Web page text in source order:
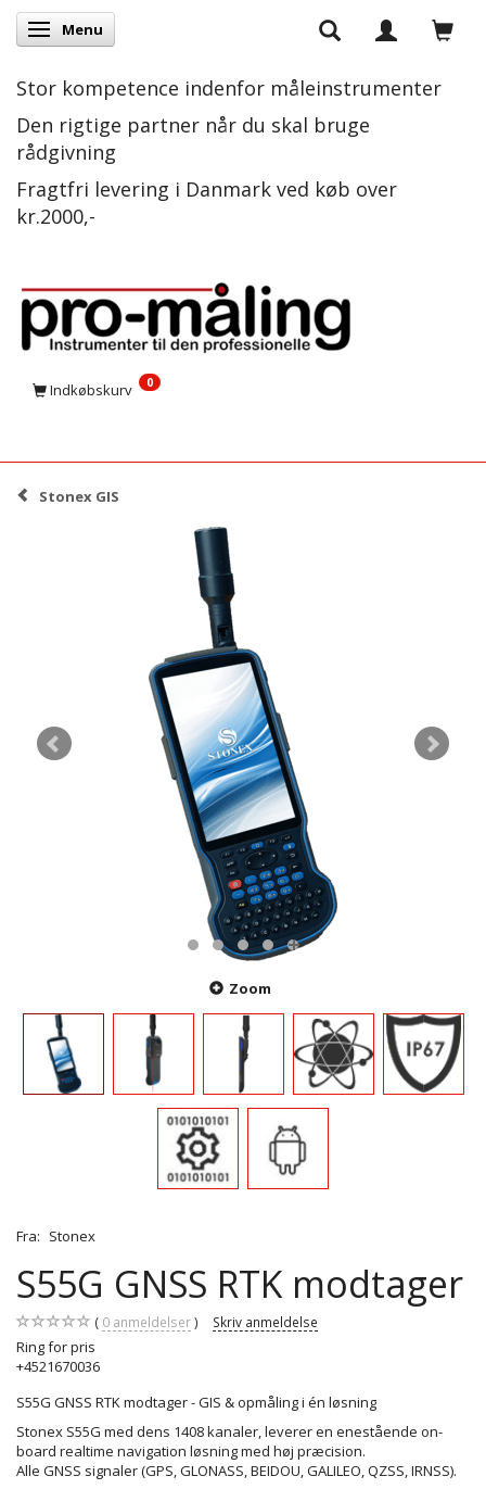
Skifte navigation
Menu
Stor kompetence indenfor måleinstrumenter
Den rigtige partner når du skal bruge
rådgivning
Fragtfri levering i Danmark ved køb over
kr.2000,-
Indkøbskurv 0
Stonex GIS
Zoom
Fra: Stonex
S55G GNSS RTK modtager
0 anmeldelser Skriv anmeldelse
Ring for pris
+4521670036
S55G GNSS RTK modtager - GIS & opmåling i én løsning
Stonex S55G med dens 1408 kanaler, leverer en enestående on-
board realtime navigation løsning med høj præcision.
Alle GNSS signaler (GPS, GLONASS, BEIDOU, GALILEO, QZSS, IRNSS).